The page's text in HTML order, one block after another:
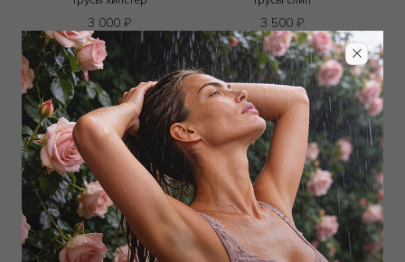
3 000 ₽
Выбрать размер
3 500 ₽
Выбрать размер